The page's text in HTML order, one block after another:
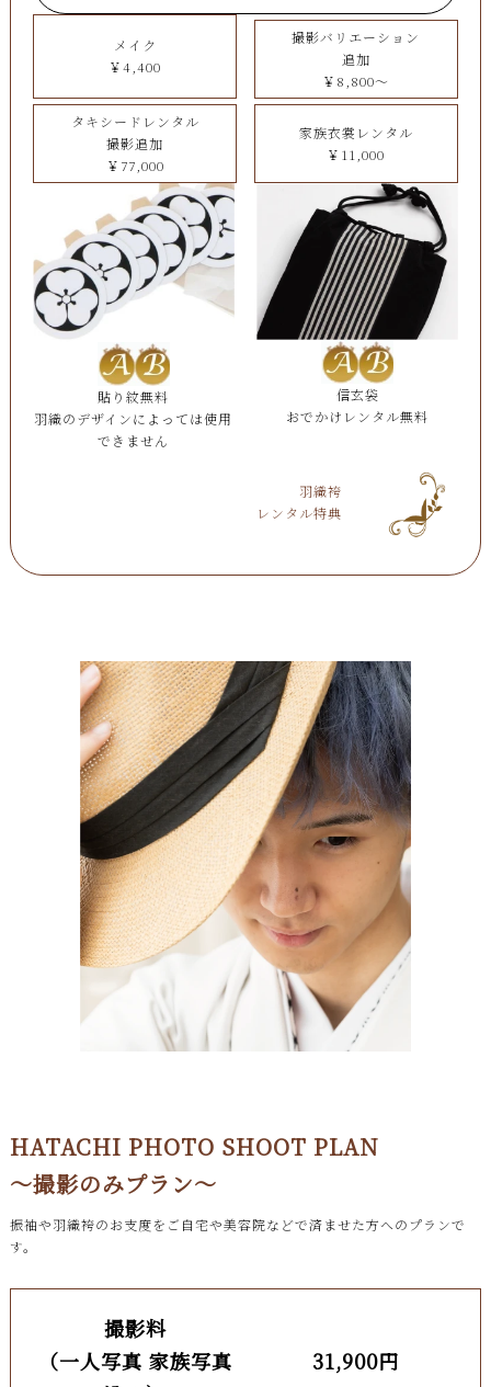
メイク
￥4,400
撮影バリエーション
追加
￥8,800～
タキシードレンタル
撮影追加
￥77,000
家族衣裳レンタル
￥11,000
貼り紋無料
羽織のデザインによっては使用
できません
信玄袋
おでかけレンタル無料
羽織袴
レンタル特典
HATACHI PHOTO SHOOT PLAN
～撮影のみプラン～
振袖や羽織袴のお支度をご自宅や美容院などで済ませた方へのプランで
す。
撮影料
（一人写真 家族写真
31,900円